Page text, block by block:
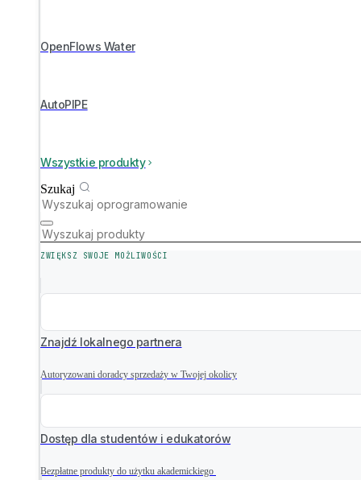
OpenFlows Water
AutoPIPE
Wszystkie produkty
Szukaj
ZWIĘKSZ SWOJE MOŻLIWOŚCI
Znajdź lokalnego partnera
Autoryzowani doradcy sprzedaży w Twojej okolicy
Dostęp dla studentów i edukatorów
Bezpłatne produkty do użytku akademickiego